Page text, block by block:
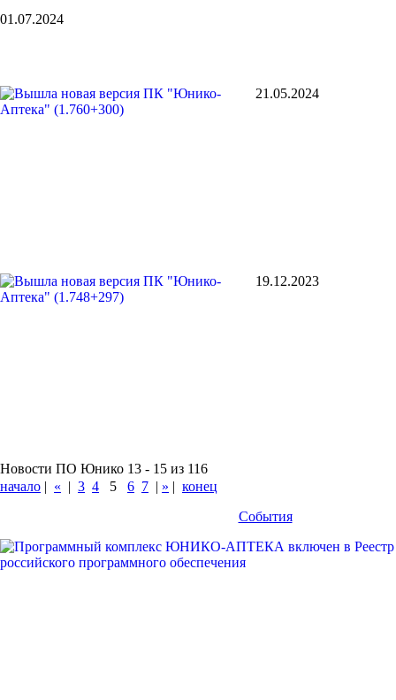
01.07.2024
21.05.2024
19.12.2023
Новости ПО Юнико 13 - 15 из 116
начало | « | 3 4 5 6 7 | » | конец
События